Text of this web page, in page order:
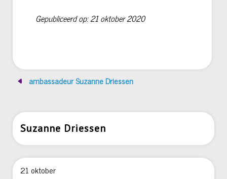
Gepubliceerd op: 21 oktober 2020
ambassadeur Suzanne Driessen
Suzanne Driessen
21 oktober